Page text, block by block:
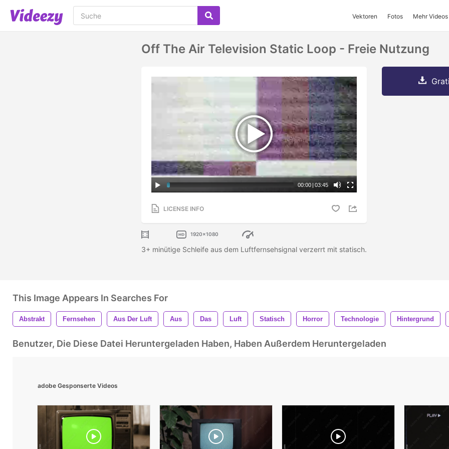
Vektoren Fotos Mehr Videos
Off The Air Television Static Loop - Freie Nutzung
00:00 | 03:45
LICENSE INFO
1920x1080
3+ minütige Schleife aus dem Luftfernsehsignal verzerrt mit statisch.
This Image Appears In Searches For
Abstrakt Fernsehen Aus Der Luft Aus Das Luft Statisch Horror Technologie Hintergrund
Benutzer, Die Diese Datei Heruntergeladen Haben, Haben Außerdem Heruntergeladen
adobe Gesponserte Videos